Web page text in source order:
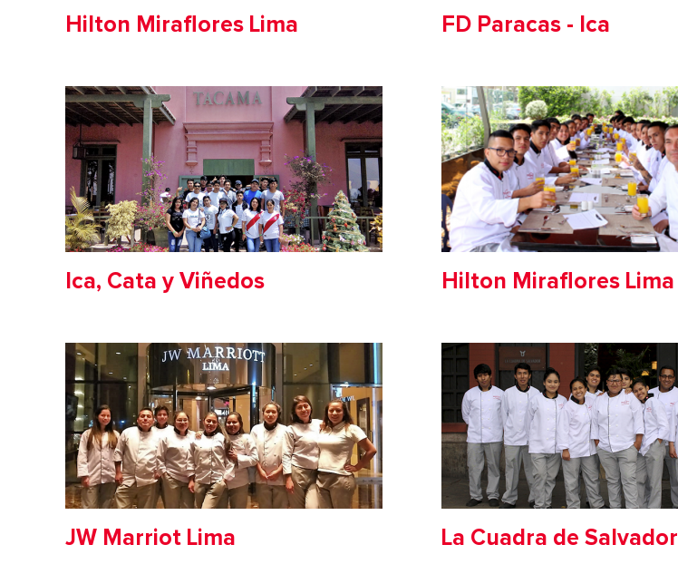
Hilton Miraflores Lima FD Paracas - Ica
Ica, Cata y Viñedos Hilton Miraflores Lima
JW Marriot Lima La Cuadra de Salvador